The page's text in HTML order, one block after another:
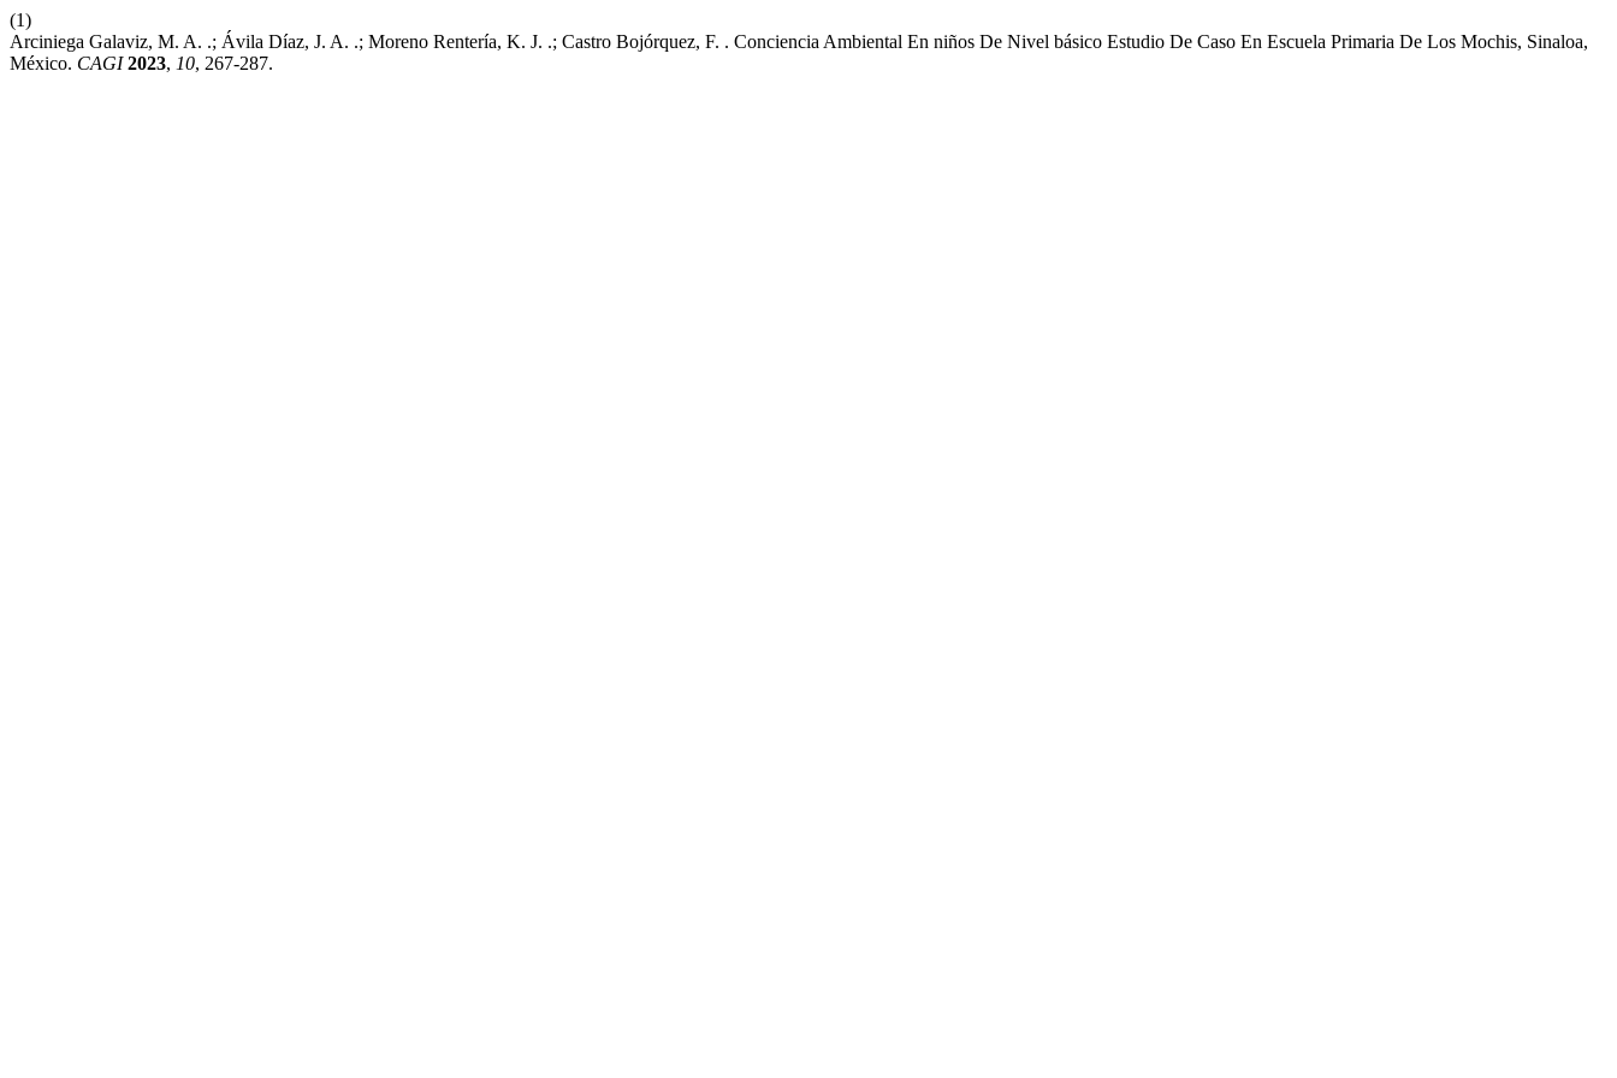
(1)
Arciniega Galaviz, M. A. .; Ávila Díaz, J. A. .; Moreno Rentería, K. J. .; Castro Bojórquez, F. . Conciencia Ambiental En niños De Nivel básico Estudio De Caso En Escuela Primaria De Los Mochis, Sinaloa,
México. CAGI 2023, 10, 267-287.